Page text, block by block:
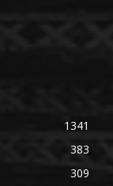
1341
383
309